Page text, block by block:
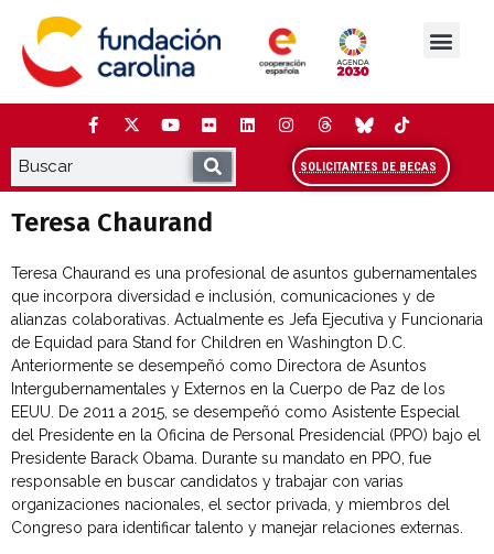
contenido
SOLICITANTES DE BECAS
Teresa Chaurand
Teresa Chaurand es una profesional de asuntos gubernamentales
que incorpora diversidad e inclusión, comunicaciones y de
alianzas colaborativas. Actualmente es Jefa Ejecutiva y Funcionaria
de Equidad para Stand for Children en Washington D.C.
Anteriormente se desempeñó como Directora de Asuntos
Intergubernamentales y Externos en la Cuerpo de Paz de los
EEUU. De 2011 a 2015, se desempeñó como Asistente Especial
del Presidente en la Oficina de Personal Presidencial (PPO) bajo el
Presidente Barack Obama. Durante su mandato en PPO, fue
responsable en buscar candidatos y trabajar con varias
organizaciones nacionales, el sector privada, y miembros del
Congreso para identificar talento y manejar relaciones externas.